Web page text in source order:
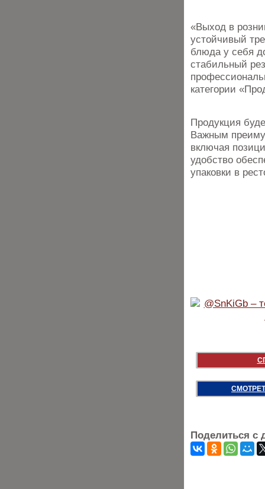
«Выход в
устойчивый
блюда у себя
стабильный
категории
Продукция
Важным
включая
удобство
упаковки в
Поделиться с